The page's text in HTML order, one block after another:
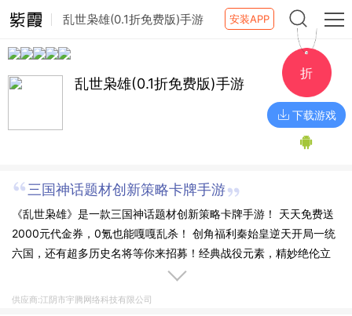
乱世枭雄(0.1折免费版)手游 安装APP
乱世枭雄(0.1折免费版)手游
折
下载游戏
三国神话题材创新策略卡牌手游
《乱世枭雄》是一款三国神话题材创新策略卡牌手游！ 天天免费送
2000元代金券，0氪也能嘎嘎乱杀！ 创角福利秦始皇逆天开局一统
六国，还有超多历史名将等你来招募！经典战役元素，精妙绝伦立
绘，酷炫霸气技能，轻松享受萌版三国的乐趣。乱世出英雄，谱写
供应商:江阴市宇腾网络科技有限公司